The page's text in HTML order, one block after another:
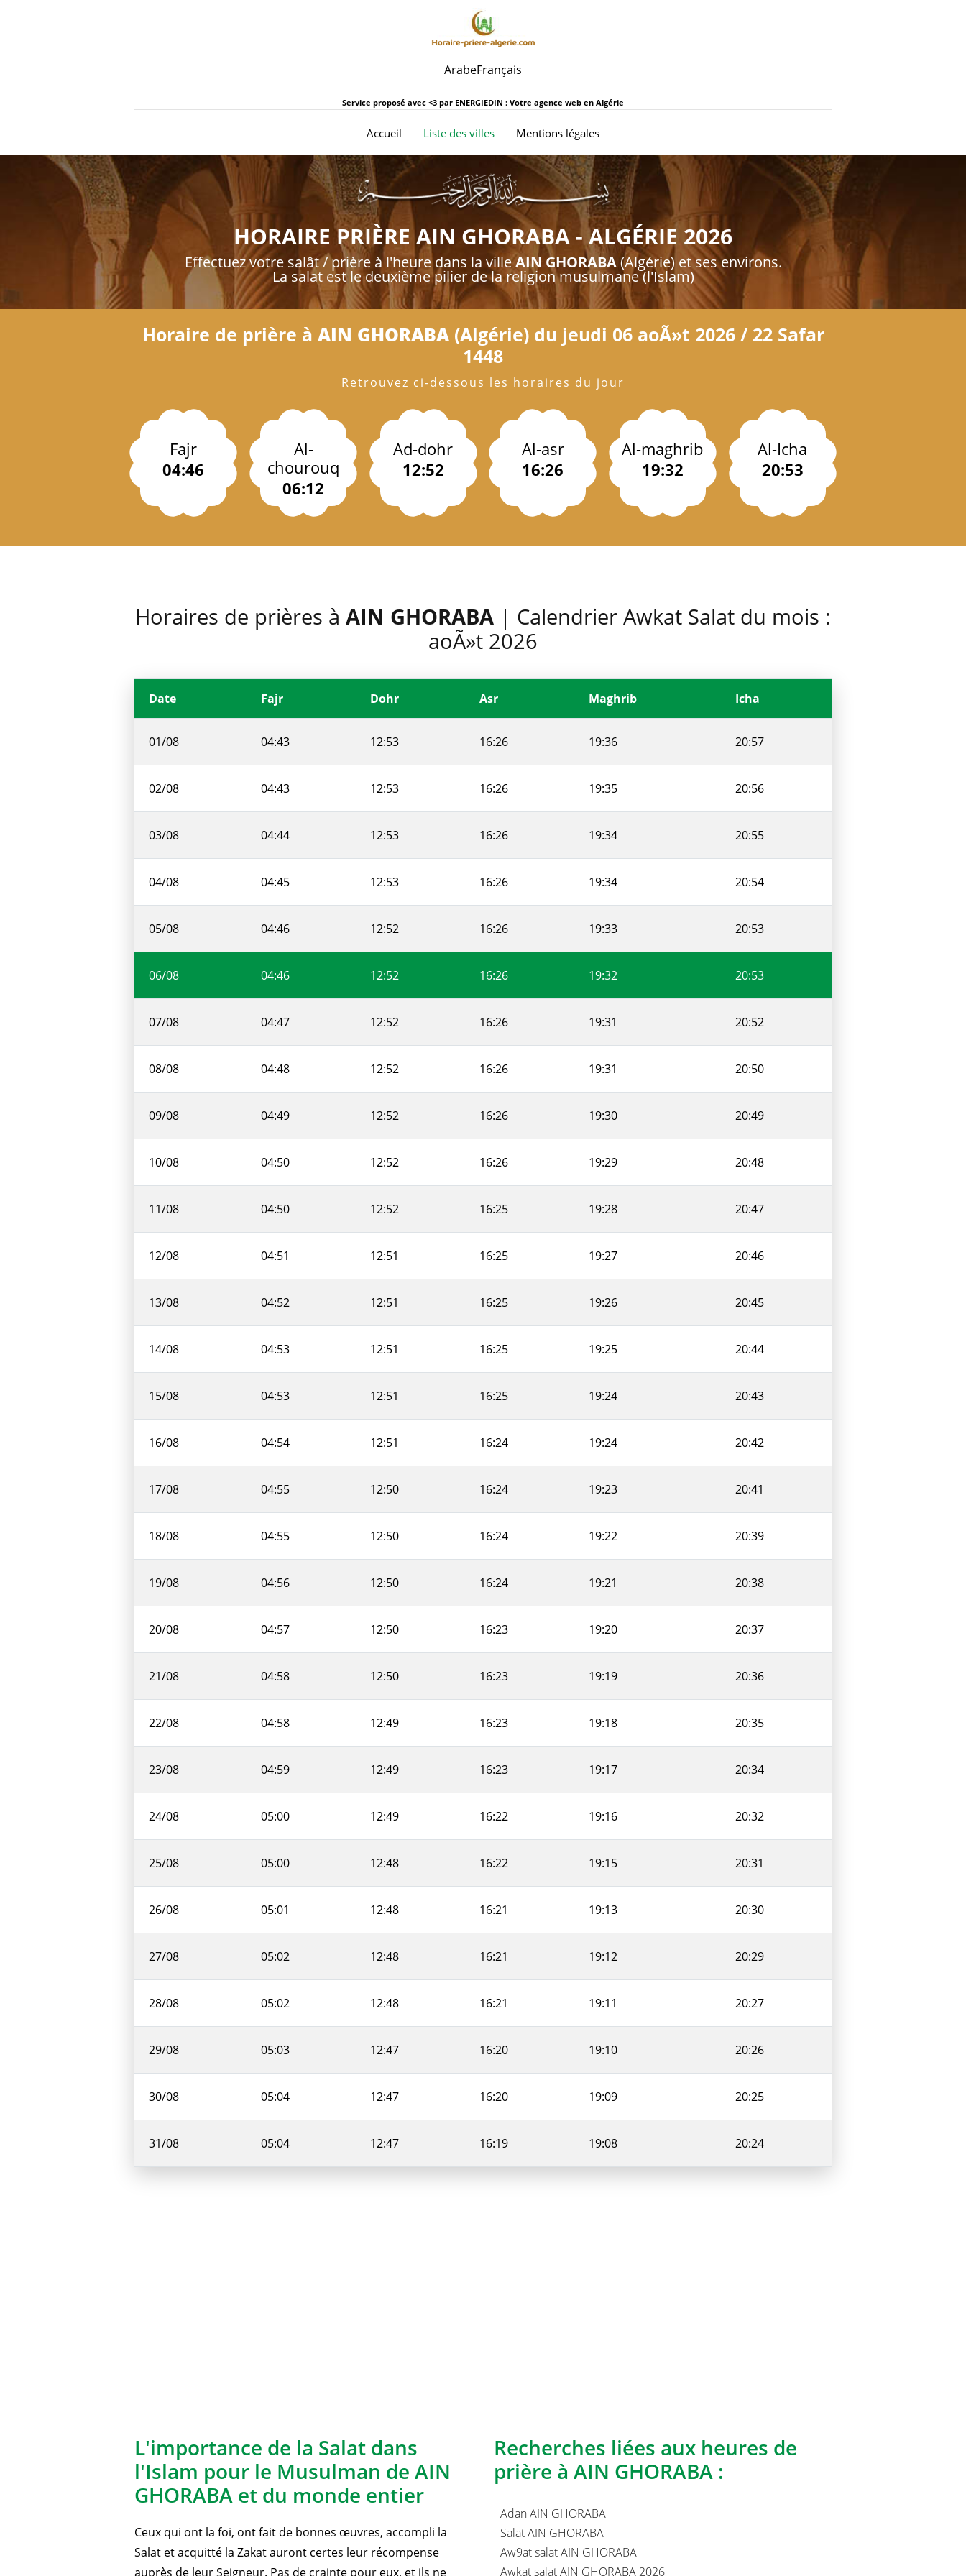
ArabeFrançais
Service proposé avec <3 par ENERGIEDIN : Votre agence web en Algérie
Accueil (current)
Liste des villes Mentions légales
HORAIRE PRIÈRE AIN GHORABA - ALGÉRIE 2026
Effectuez votre salât / prière à l'heure dans la villeAIN GHORABA(Algérie) et ses environs.
La salat est le deuxième pilier de la religion musulmane (l'Islam)
Horaire de prière à AIN GHORABA(Algérie) du jeudi 06 aoÃ»t 2026 / 22 Safar
1448
Retrouvez ci-dessous les horaires du jour
Fajr
04:46
Al-
chourouq
06:12
Ad-dohr
12:52
Al-asr
16:26
Al-maghrib
19:32
Al-Icha
20:53
Horaires de prières à AIN GHORABA | Calendrier Awkat Salat du mois :
aoÃ»t 2026
Date Fajr Dohr Asr Maghrib Icha
01/08 04:43 12:53 16:26 19:36 20:57
02/08 04:43 12:53 16:26 19:35 20:56
03/08 04:44 12:53 16:26 19:34 20:55
04/08 04:45 12:53 16:26 19:34 20:54
05/08 04:46 12:52 16:26 19:33 20:53
06/08 04:46 12:52 16:26 19:32 20:53
07/08 04:47 12:52 16:26 19:31 20:52
08/08 04:48 12:52 16:26 19:31 20:50
09/08 04:49 12:52 16:26 19:30 20:49
10/08 04:50 12:52 16:26 19:29 20:48
11/08 04:50 12:52 16:25 19:28 20:47
12/08 04:51 12:51 16:25 19:27 20:46
13/08 04:52 12:51 16:25 19:26 20:45
14/08 04:53 12:51 16:25 19:25 20:44
15/08 04:53 12:51 16:25 19:24 20:43
16/08 04:54 12:51 16:24 19:24 20:42
17/08 04:55 12:50 16:24 19:23 20:41
18/08 04:55 12:50 16:24 19:22 20:39
19/08 04:56 12:50 16:24 19:21 20:38
20/08 04:57 12:50 16:23 19:20 20:37
21/08 04:58 12:50 16:23 19:19 20:36
22/08 04:58 12:49 16:23 19:18 20:35
23/08 04:59 12:49 16:23 19:17 20:34
24/08 05:00 12:49 16:22 19:16 20:32
25/08 05:00 12:48 16:22 19:15 20:31
26/08 05:01 12:48 16:21 19:13 20:30
27/08 05:02 12:48 16:21 19:12 20:29
28/08 05:02 12:48 16:21 19:11 20:27
29/08 05:03 12:47 16:20 19:10 20:26
30/08 05:04 12:47 16:20 19:09 20:25
31/08 05:04 12:47 16:19 19:08 20:24
L'importance de la Salat dans
l'Islam pour le Musulman de AIN
GHORABA et du monde entier
Ceux qui ont la foi, ont fait de bonnes œuvres, accompli la
Salat et acquitté la Zakat auront certes leur récompense
auprès de leur Seigneur. Pas de crainte pour eux, et ils ne
Recherches liées aux heures de
prière à AIN GHORABA :
Adan AIN GHORABA
Salat AIN GHORABA
Aw9at salat AIN GHORABA
Awkat salat AIN GHORABA 2026